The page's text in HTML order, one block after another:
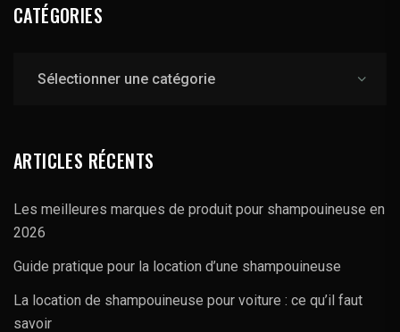
CATÉGORIES
ARTICLES RÉCENTS
Les meilleures marques de produit pour shampouineuse en
2026
Guide pratique pour la location d’une shampouineuse
La location de shampouineuse pour voiture : ce qu’il faut
savoir